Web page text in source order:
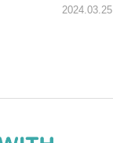
2024.03.25